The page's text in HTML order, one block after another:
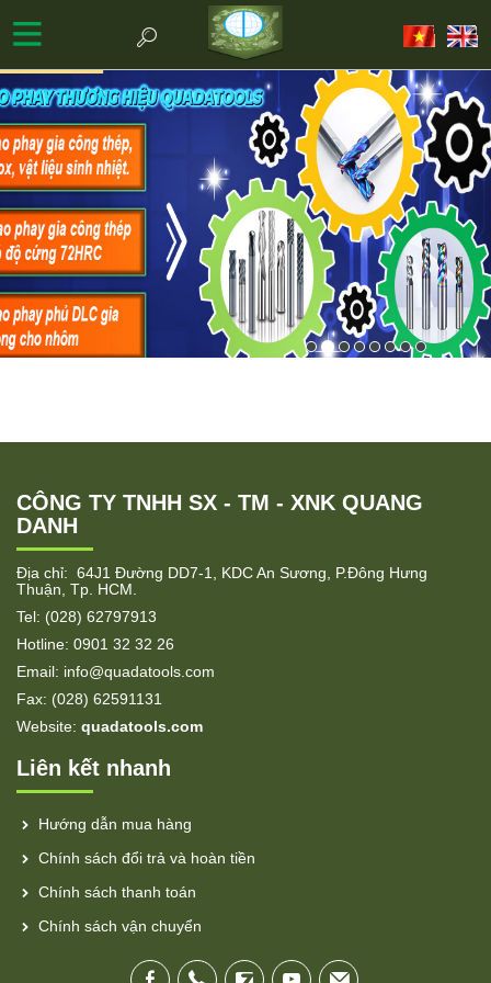
CÔNG TY TNHH SX - TM - XNK QUANG
DANH
Địa chỉ: 64J1 Đường DD7-1, KDC An Sương, P.Đông Hưng
Thuận, Tp. HCM.
Tel: (028) 62797913
Hotline: 0901 32 32 26
Email: info@quadatools.com
Fax: (028) 62591131
Website: quadatools.com
Liên kết nhanh
Hướng dẫn mua hàng
Chính sách đổi trả và hoàn tiền
Chính sách thanh toán
Chính sách vận chuyển